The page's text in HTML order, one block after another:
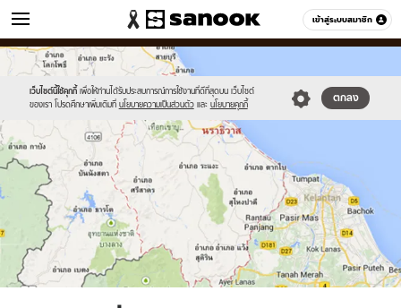
เข้าสู่ระบบสมาชิก
ข่าว หมวดอื่นๆ
เว็บไซต์นี้ใช้คุกกี้ เพื่อให้ท่านได้รับประสบการณ์การใช้งานที่ดีที่สุดบน เว็บไซต์
ของเรา โปรดศึกษาเพิ่มเติมที่ นโยบายความเป็นส่วนตัว และ นโยบายคุกกี้
ตกลง
Sanook
//s.isanook.com/sr/0/images/logo-
new-
sanook.png
600
60
//s.isanook.com/ns/0/ud/369/1845402/638130-
01.jpg